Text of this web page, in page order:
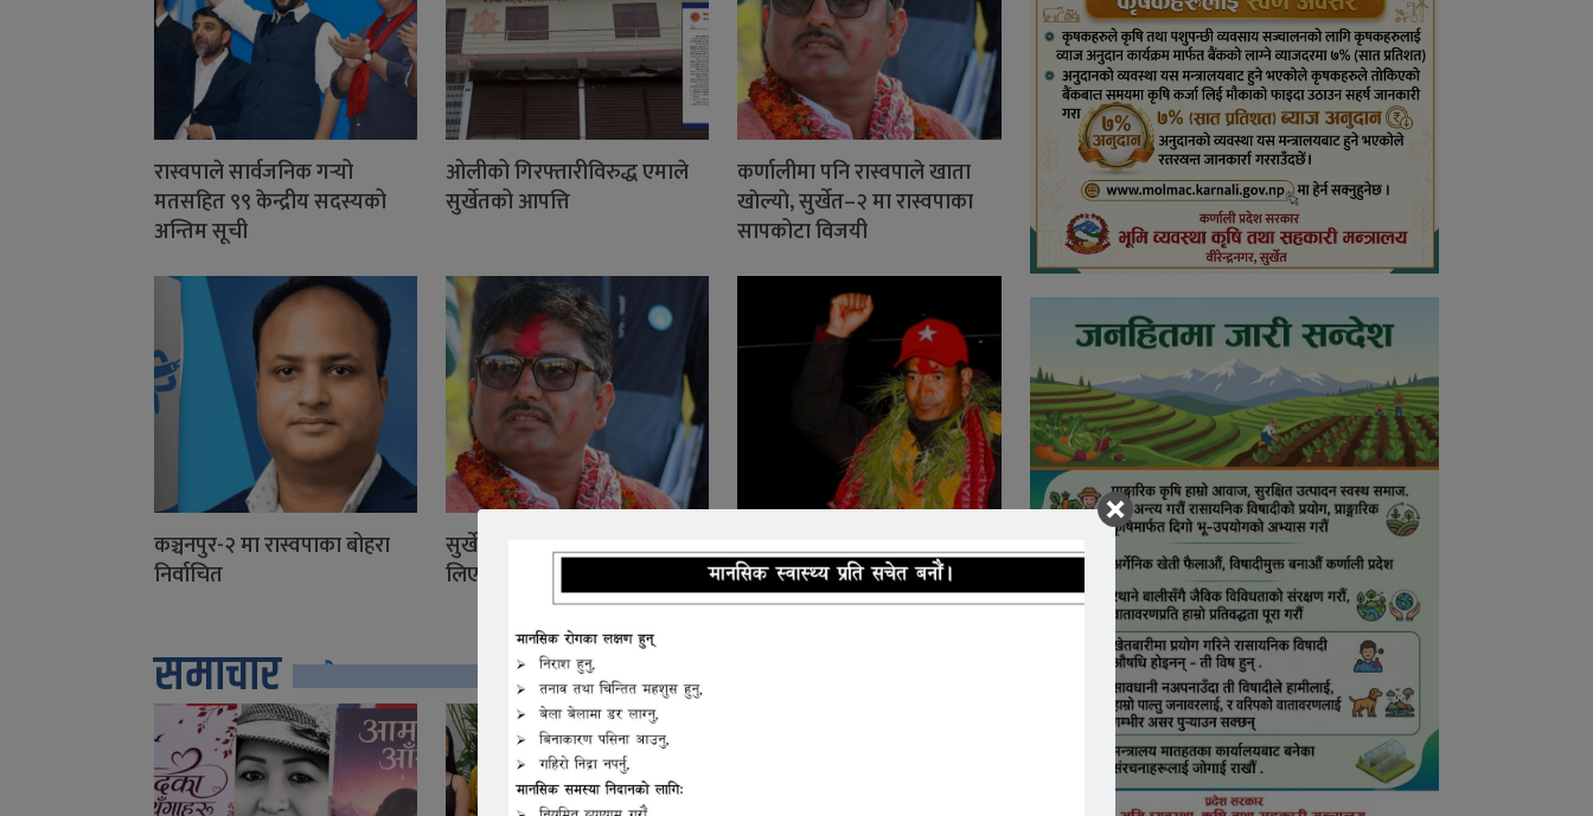
रास्वपाले सार्वजनिक गर्‍यो
मतसहित ९९ केन्द्रीय सदस्यको
अन्तिम सूची
ओलीको गिरफ्तारीविरुद्ध एमाले
सुर्खेतको आपत्ति
कर्णालीमा पनि रास्वपाले खाता
खाेल्याे, सुर्खेत–२ मा रास्वपाका
सापकोटा विजयी
कञ्चनपुर-२ मा रास्वपाका बोहरा
निर्वाचित
सुर्खेत–२ मा रास्वपाका सापकोटा
लिए अग्रता
कालिकोटमा शाही विजयी
समाचार सबै